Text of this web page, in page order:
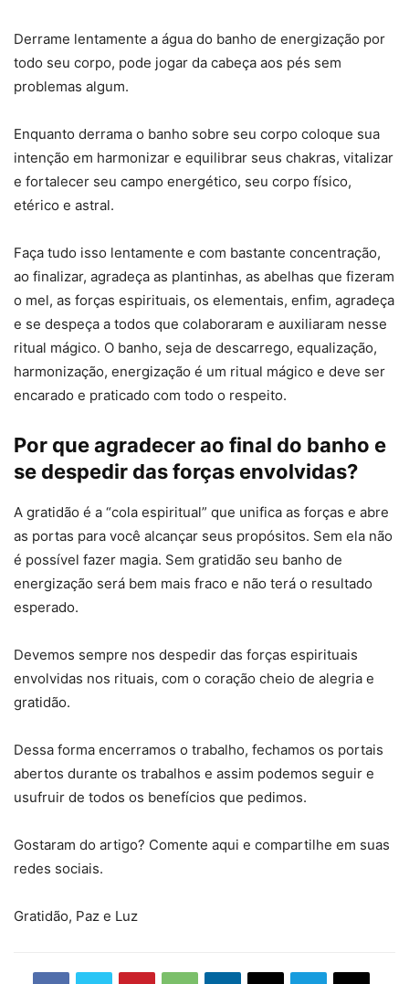
Derrame lentamente a água do banho de energização por
todo seu corpo, pode jogar da cabeça aos pés sem
problemas algum.
Enquanto derrama o banho sobre seu corpo coloque sua
intenção em harmonizar e equilibrar seus chakras, vitalizar
e fortalecer seu campo energético, seu corpo físico,
etérico e astral.
Faça tudo isso lentamente e com bastante concentração,
ao finalizar, agradeça as plantinhas, as abelhas que fizeram
o mel, as forças espirituais, os elementais, enfim, agradeça
e se despeça a todos que colaboraram e auxiliaram nesse
ritual mágico. O banho, seja de descarrego, equalização,
harmonização, energização é um ritual mágico e deve ser
encarado e praticado com todo o respeito.
Por que agradecer ao final do banho e
se despedir das forças envolvidas?
A gratidão é a “cola espiritual” que unifica as forças e abre
as portas para você alcançar seus propósitos. Sem ela não
é possível fazer magia. Sem gratidão seu banho de
energização será bem mais fraco e não terá o resultado
esperado.
Devemos sempre nos despedir das forças espirituais
envolvidas nos rituais, com o coração cheio de alegria e
gratidão.
Dessa forma encerramos o trabalho, fechamos os portais
abertos durante os trabalhos e assim podemos seguir e
usufruir de todos os benefícios que pedimos.
Gostaram do artigo? Comente aqui e compartilhe em suas
redes sociais.
Gratidão, Paz e Luz